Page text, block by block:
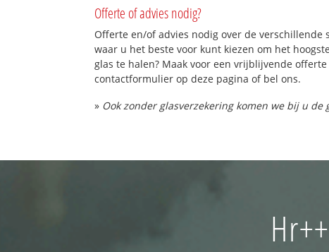
Offerte of advies nodig?
Offerte en/of advies nodig over de verschillende
waar u het beste voor kunt kiezen om het
glas te halen? Maak voor een vrijblijvende
contactformulier op deze pagina of bel ons.
» Ook zonder glasverzekering komen we bij u de